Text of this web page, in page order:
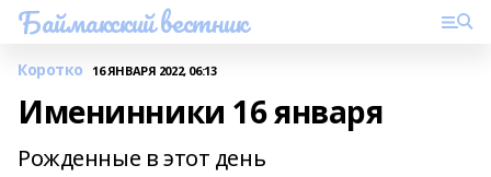
Баймакский вестник
Коротко 16 ЯНВАРЯ 2022, 06:13
Именинники 16 января
Рожденные в этот день